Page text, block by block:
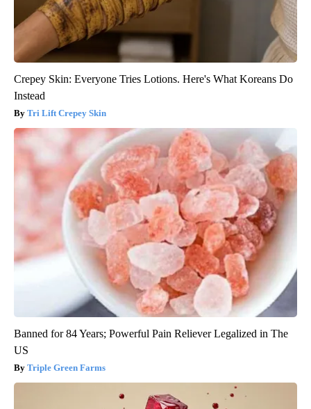
Crepey Skin: Everyone Tries Lotions. Here's What Koreans Do
Instead
Tri Lift Crepey Skin
Banned for 84 Years; Powerful Pain Reliever Legalized in The
US
Triple Green Farms